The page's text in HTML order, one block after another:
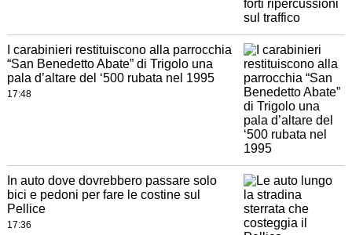
I carabinieri restituiscono alla parrocchia
“San Benedetto Abate” di Trigolo una
pala d’altare del ‘500 rubata nel 1995
17:48
In auto dove dovrebbero passare solo
bici e pedoni per fare le costine sul
Pellice
17:36